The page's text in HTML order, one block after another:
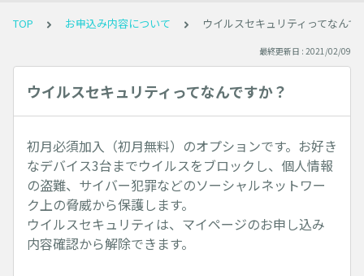
TOP お申込み内容について ウイルスセキュリティってなんで
最終更新日 : 2021/02/09
ウイルスセキュリティってなんですか？
初月必須加入（初月無料）のオプションです。お好き
なデバイス3台までウイルスをブロックし、個人情報
の盗難、サイバー犯罪などのソーシャルネットワー
ク上の脅威から保護します。
ウイルスセキュリティは、マイページのお申し込み
内容確認から解除できます。